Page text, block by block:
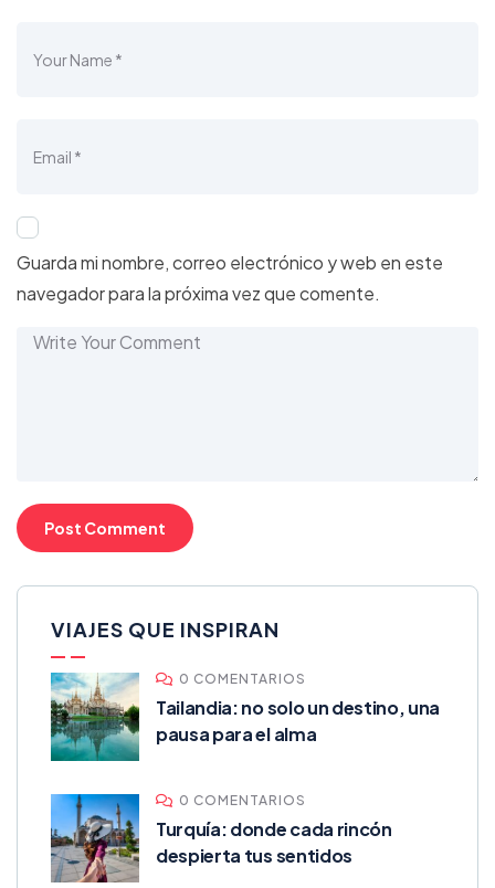
Guarda mi nombre, correo electrónico y web en este
navegador para la próxima vez que comente.
VIAJES QUE INSPIRAN
0 COMENTARIOS
Tailandia: no solo un destino, una
pausa para el alma
0 COMENTARIOS
Turquía: donde cada rincón
despierta tus sentidos